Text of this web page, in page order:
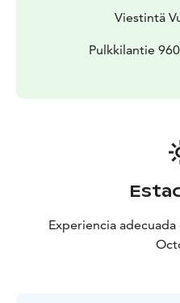
Viestintä
Pulkkilantie
Experiencia